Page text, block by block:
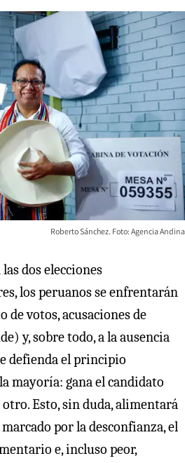
Roberto Sánchez. Foto: Agencia Andina
dos elecciones
los peruanos se enfrentarán
de votos, acusaciones de
y, sobre todo, a la ausencia
defienda el principio
mayoría: gana el candidato
Esto, sin duda, alimentará
por la desconfianza, el
e, incluso peor,